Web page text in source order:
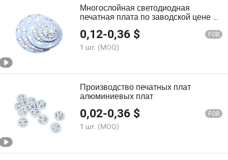
Многослойная светодиодная
печатная плата по заводской цене в
0,12-0,36 $ FOB
1 шт. (MOQ)
Производство печатных плат
алюминиевых плат
0,02-0,36 $ FOB
1 шт. (MOQ)